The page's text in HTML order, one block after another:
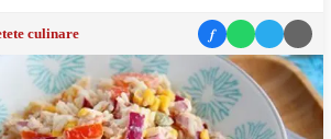
culinare f